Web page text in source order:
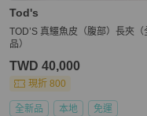
Tod's
TOD’S 真鱷魚皮（腹部）長夾（
品）
TWD 40,000
現折 800
全新品 本地 免運